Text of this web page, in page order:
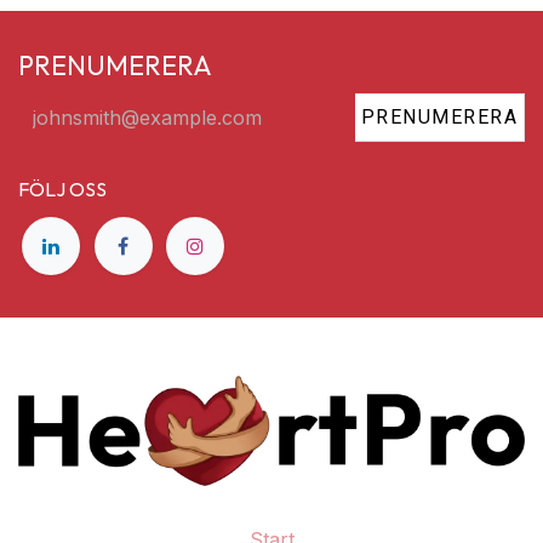
PRENUMERERA
PRENUMERERA
FÖLJ OSS